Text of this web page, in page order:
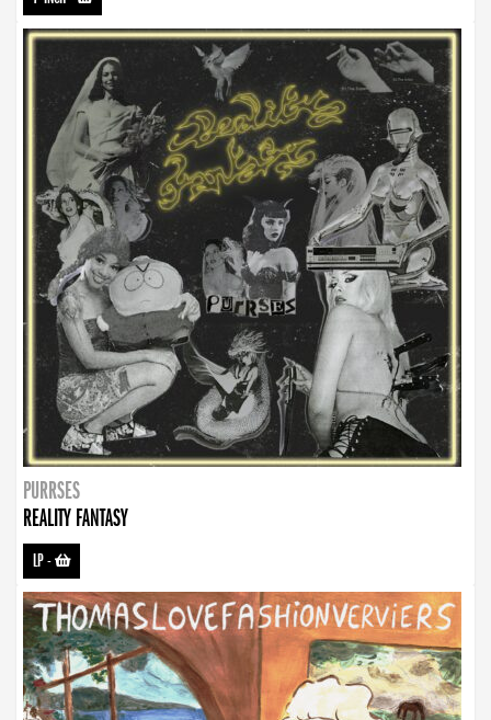
PURRSES
REALITY FANTASY
LP-